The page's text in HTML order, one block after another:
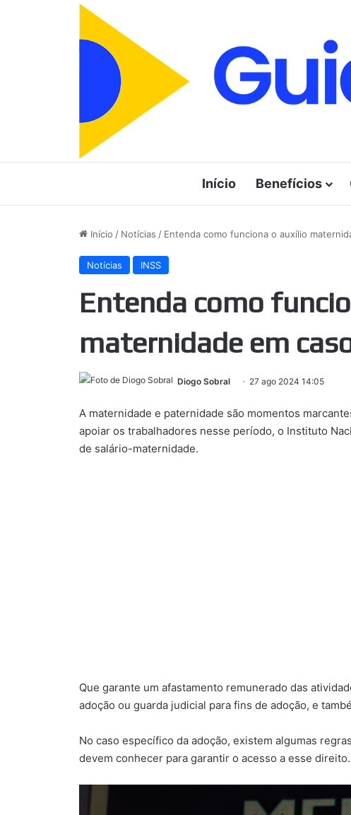
Início Benefícios
Início / Notícias / Entenda como funciona o auxílio
Notícias INSS
Entenda como
maternidade em
Diogo Sobral 27 ago 2024 14:05
A maternidade e paternidade são momentos
apoiar os trabalhadores nesse período, o Instituto
de salário-maternidade.
Que garante um afastamento remunerado das
adoção ou guarda judicial para fins de adoção, e
No caso específico da adoção, existem algumas
devem conhecer para garantir o acesso a esse direito.